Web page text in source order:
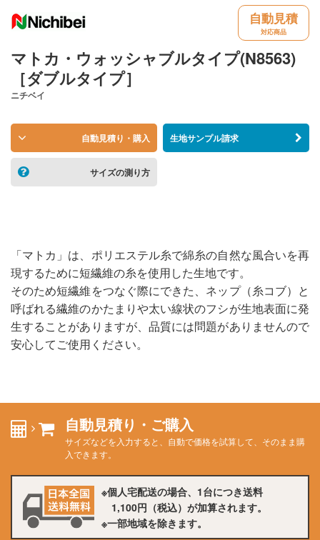
自動見積
対応商品
マトカ・ウォッシャブルタイプ(N8563)
［ダブルタイプ］
ニチベイ
自動見積り・購入 生地サンプル請求
サイズの測り方
「マトカ」は、ポリエステル糸で綿糸の自然な風合いを再
現するために短繊維の糸を使用した生地です。
そのため短繊維をつなぐ際にできた、ネップ（糸コブ）と
呼ばれる繊維のかたまりや太い線状のフシが生地表面に発
生することがありますが、品質には問題がありませんので
安心してご使用ください。
自動見積り・ご購入
サイズなどを入力すると、自動で価格を試算して、そのまま購
入できます。
個人宅配送の場合、1台につき送料
1,100円 （税込）が加算されます。
一部地域を除きます。